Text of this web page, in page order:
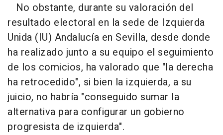
No obstante, durante su valoración del
resultado electoral en la sede de Izquierda
Unida (IU) Andalucía en Sevilla, desde donde
ha realizado junto a su equipo el seguimiento
de los comicios, ha valorado que "la derecha
ha retrocedido", si bien la izquierda, a su
juicio, no habría "conseguido sumar la
alternativa para configurar un gobierno
progresista de izquierda".